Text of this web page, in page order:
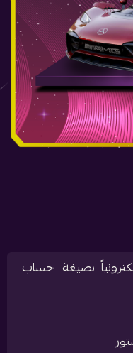
بصيغة حساب